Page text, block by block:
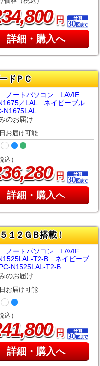
,800円
詳細・購入へ
ドＰＣ
ノートパソコン LAVIE
／LAL ネイビーブル
のお届け
お届け可能
込）
,280円
詳細・購入へ
１２ＧＢ搭載！
ノートパソコン LAVIE
T2-B ネイビーブ
N1525LAL-T2-B
のお届け
お届け可能
込）
,800円
詳細・購入へ